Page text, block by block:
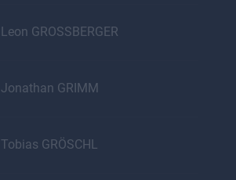
Leon GROSSBERGER
Jonathan GRIMM
Tobias GRÖSCHL